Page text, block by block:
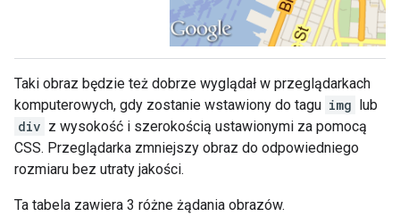
Taki obraz będzie też dobrze wyglądał w przeglądarkach
komputerowych, gdy zostanie wstawiony do tagu img lub
div z wysokość i szerokością ustawionymi za pomocą
CSS. Przeglądarka zmniejszy obraz do odpowiedniego
rozmiaru bez utraty jakości.
Ta tabela zawiera 3 różne żądania obrazów.